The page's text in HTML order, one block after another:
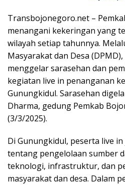
Transbojonegoro.net –
menangani kekeringan yang
wilayah setiap tahunnya.
Masyarakat dan Desa
menggelar sarasehan dan
kegiatan live in penanganan
Gunungkidul. Sarasehan
Dharma, gedung Pemkab
(3/3/2025).
Di Gunungkidul, peserta live
tentang pengelolaan sumber
teknologi, infrastruktur, dan
masyarakat dan desa. Dalam